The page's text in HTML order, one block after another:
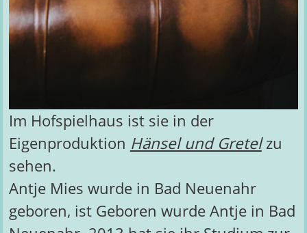
Im Hofspielhaus ist sie in der
Eigenproduktion Hänsel und Gretelzu
sehen.
Antje Mies wurde in Bad Neuenahr
geboren, ist Geboren wurde Antje in Bad